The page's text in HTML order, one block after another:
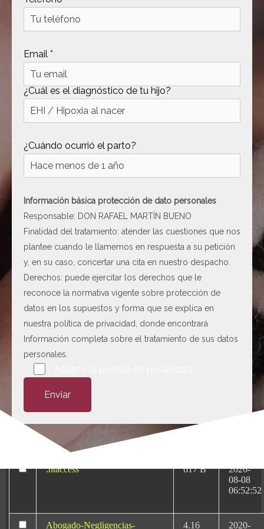
[ .tmb ]
[ .well-known ] dir
2022-
[ 69c99 ]
[ 734c6 ]
[ 8870d ] dir
[ 978d6 ]
08-08
06:54:18
[ c5028 ]
06:54:18
08-08
06:54:18
[ wp-content ]
[ wp-includes ] dir
.htaccess 617 B
2026-
08-08
06:52:52
Abogado-Negligencias-
4.16
2020-
Email *
¿Cuál es el diagnóstico de tu hijo?
¿Cuándo ocurrió el parto?
Información básica protección de dato personales
Responsable: DON RAFAEL MARTÍN BUENO
Finalidad del tratamiento: atender las cuestiones que nos
plantee cuando le llamemos en respuesta a su petición
y, en su caso, concertar una cita en nuestro despacho.
Derechos: puede ejercitar los derechos que le
reconoce la normativa vigente sobre protección de
datos en los supuestos y forma que se explica en
nuestra política de privacidad , donde encontrará
Información completa sobre el tratamiento de sus datos
personales.
Por favor, deja este campo vacío.